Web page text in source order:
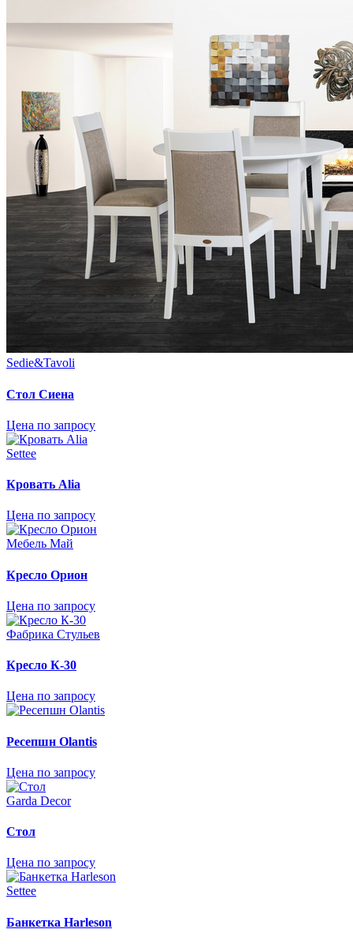
Sedie&Tavoli
Стол Сиена
Цена по запросу
Settee
Кровать Аlia
Цена по запросу
Мебель Май
Кресло Орион
Цена по запросу
Фабрика Стульев
Кресло К-30
Цена по запросу
Ресепшн Olantis
Цена по запросу
Garda Decor
Стол
Цена по запросу
Settee
Банкетка Harleson